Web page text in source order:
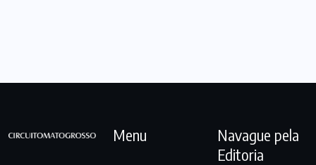
Menu
Navague pela
Editoria